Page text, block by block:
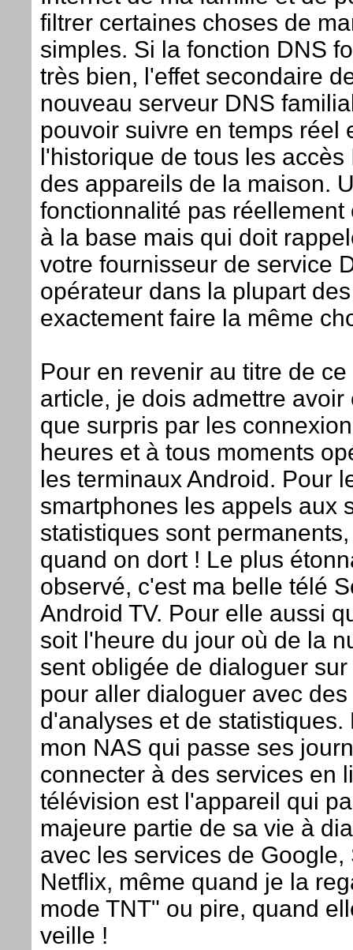
filtrer certaines choses de
simples. Si la fonction DNS
très bien, l'effet secondaire
nouveau serveur DNS
pouvoir suivre en temps réel
l'historique de tous les accès
des appareils de la maison.
fonctionnalité pas réellement
à la base mais qui doit
votre fournisseur de service
opérateur dans la plupart
exactement faire la même
Pour en revenir au titre de ce
article, je dois admettre avoir
que surpris par les
heures et à tous moments
les terminaux Android. Pour
smartphones les appels aux
statistiques sont
quand on dort ! Le plus
observé, c'est ma belle télé
Android TV. Pour elle aussi
soit l'heure du jour où de la
sent obligée de dialoguer
pour aller dialoguer avec
d'analyses et de statistiques.
mon NAS qui passe ses
connecter à des services en
télévision est l'appareil qui
majeure partie de sa vie à
avec les services de Google,
Netflix, même quand je la
mode TNT" ou pire, quand
veille !